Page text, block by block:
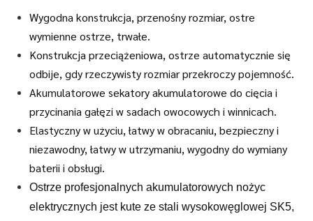
Wygodna konstrukcja, przenośny rozmiar, ostre
wymienne ostrze, trwałe.
Konstrukcja przeciążeniowa, ostrze automatycznie się
odbije, gdy rzeczywisty rozmiar przekroczy pojemność.
Akumulatorowe sekatory akumulatorowe do cięcia i
przycinania gałęzi w sadach owocowych i winnicach.
Elastyczny w użyciu, łatwy w obracaniu, bezpieczny i
niezawodny, łatwy w utrzymaniu, wygodny do wymiany
baterii i obsługi.
Ostrze profesjonalnych akumulatorowych nożyc
elektrycznych jest kute ze stali wysokowęglowej SK5,